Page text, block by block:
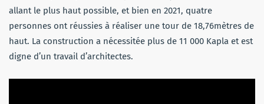
allant le plus haut possible, et bien en 2021, quatre
personnes ont réussies à réaliser une tour de 18,76mètres de
haut. La construction a nécessitée plus de 11 000 Kapla et est
digne d’un travail d’architectes.